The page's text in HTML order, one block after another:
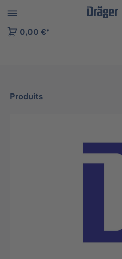
to B2B platform navigation
0,00 €*
Produits
Ignorer la galerie d'images